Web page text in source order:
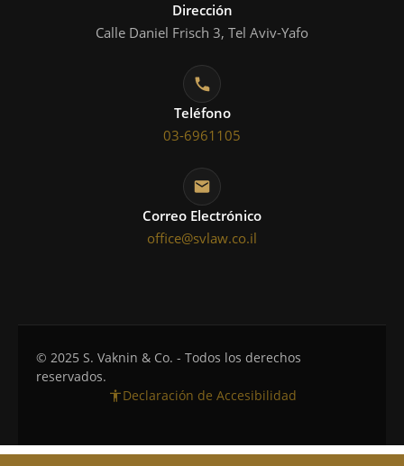
Dirección
Calle Daniel Frisch 3, Tel Aviv-Yafo
Teléfono
03-6961105
Correo Electrónico
office@svlaw.co.il
© 2025 S. Vaknin & Co. - Todos los derechos
reservados.
Declaración de Accesibilidad